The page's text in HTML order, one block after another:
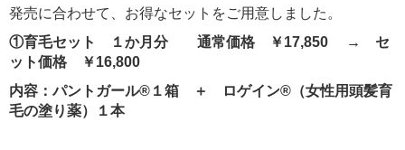
発売に合わせて、お得なセットをご用意しました。
①育毛セット １か月分 通常価格 ￥17,850 → セ
ット価格 ￥16,800
内容：パントガール®１箱 ＋ ロゲイン®（女性用頭髪育
毛の塗り薬）１本